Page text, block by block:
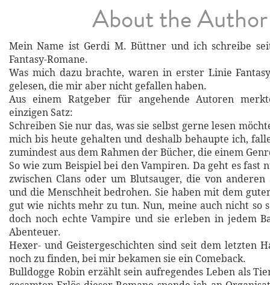
About the Author
Mein Name ist Gerdi M. Büttner und ich schreibe
Fantasy-Romane.
Was mich dazu brachte, waren in erster Linie
gelesen, die mir aber nicht gefallen haben.
Aus einem Ratgeber für angehende Autoren
einzigen Satz:
Schreiben Sie nur das, was sie selbst gerne lesen
mich bis heute gehalten und deshalb behaupte ich,
zumindest aus dem Rahmen der Bücher, die einem
So wie zum Beispiel bei den Vampiren. Da geht es fast
zwischen Clans oder um Blutsauger, die von anderen
und die Menschheit bedrohen. Sie haben mit dem
gut wie nichts mehr zu tun. Nun, meine auch nicht so
doch noch echte Vampire und sie erleben in jedem
Abenteuer.
Hexer- und Geistergeschichten sind seit dem letzten
noch zu finden, bei mir bekamen sie ein Comeback.
Bulldogge Robin erzählt sein aufregendes Leben als